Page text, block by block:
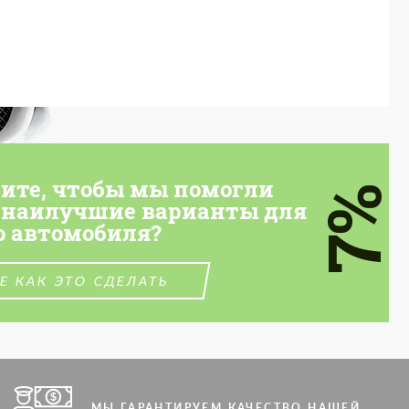
чтобы мы помогли
варианты для
автомобиля?
КАК ЭТО СДЕЛАТЬ
7%